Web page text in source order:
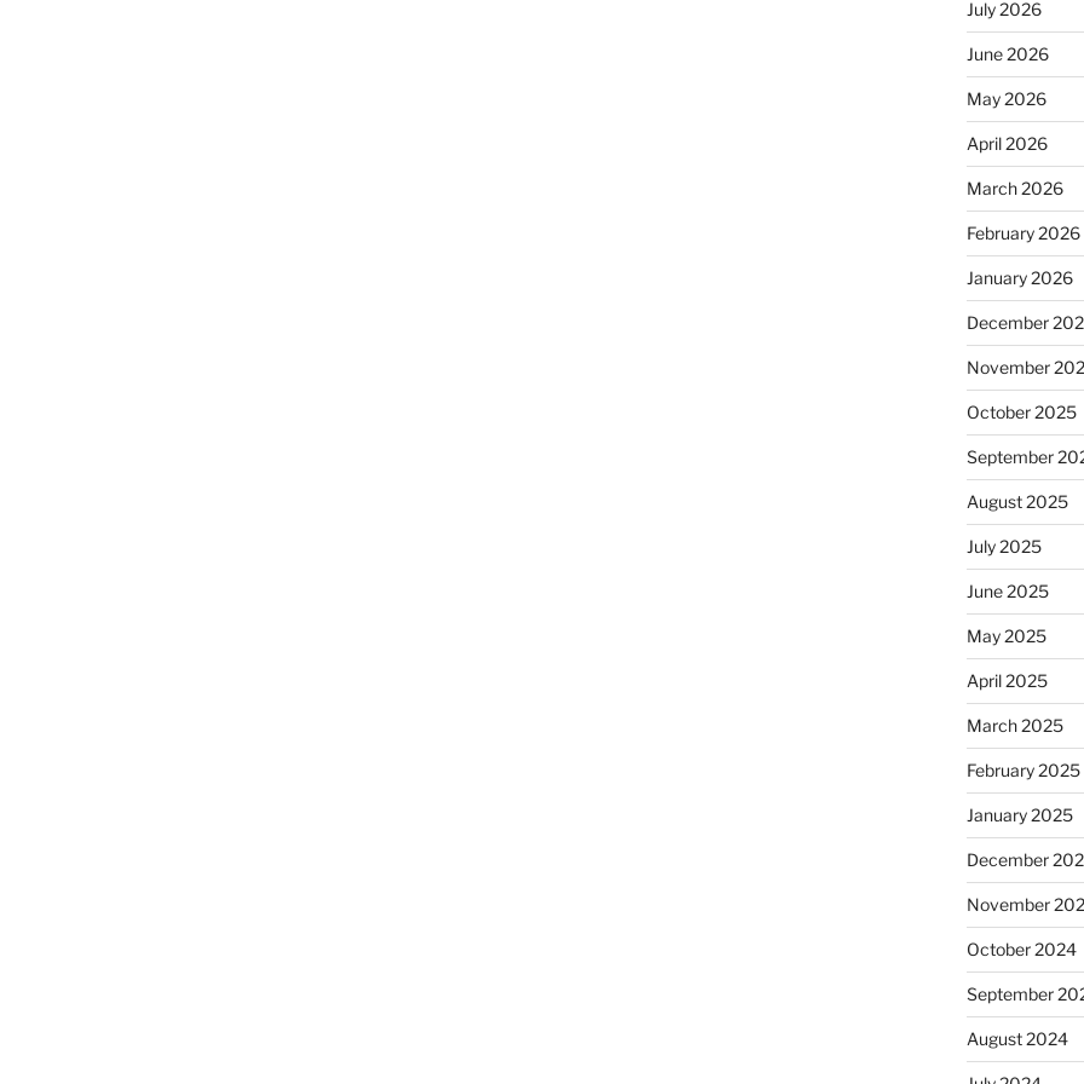
July 2026
June 2026
May 2026
April 2026
March 2026
February 2026
January 2026
December
November
October 2025
September
August 2025
July 2025
June 2025
May 2025
April 2025
March 2025
February 2025
January 2025
December
November
October 2024
September
August 2024